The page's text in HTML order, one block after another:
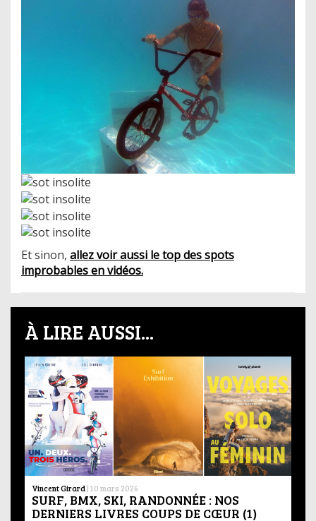
Et sinon, allez voir aussi le top des spots
improbables en vidéos.
À LIRE AUSSI...
Vincent Girard | 10 mars 2026
SURF, BMX, SKI, RANDONNÉE : NOS
DERNIERS LIVRES COUPS DE CŒUR (1)